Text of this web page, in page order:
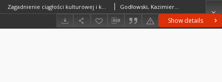
Show details
Zagadnienie ciągłości kulturowej i kontynuacji osadniczej na ziemiach polskich w młodszym okresie przedrzymskim, okresie wpływów rzymskich i wędrówek ludów Godłowski, Kazimierz (1934–1995)